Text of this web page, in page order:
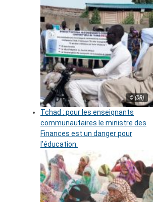
© (DR)
Tchad : pour les enseignants
communautaires le ministre des
Finances est un danger pour
l’éducation.